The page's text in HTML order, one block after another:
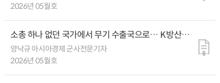
2026년 05월호
소총 하나 없던 국가에서 무기 수출국으로… K방산이
진격한 80년
양낙규 아시아경제 군사전문기자
2026년 05월호